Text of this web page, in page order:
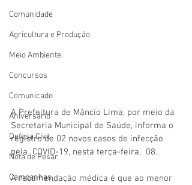
Comunidade
Agricultura e Produção
Meio Ambiente
Concursos
Comunicado
Aniversário
Defesa Civil
Nota de Pesar
Campanhas
A Prefeitura de Mâncio Lima, por meio da
Secretaria Municipal de Saúde, informa o
registro de 02 novos casos de infecção
pela  COVID-19, nesta terça-feira,  08.
A recomendação médica é que ao menor